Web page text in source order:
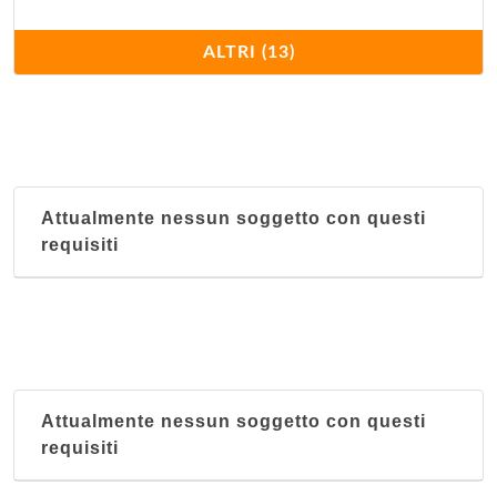
corso Sempione 12, Milano
Kilimangiaro
Mar Rosso
via Marco Aurelio 8, Milano
ALTRI (13)
Attualmente nessun soggetto con questi
requisiti
Attualmente nessun soggetto con questi
requisiti